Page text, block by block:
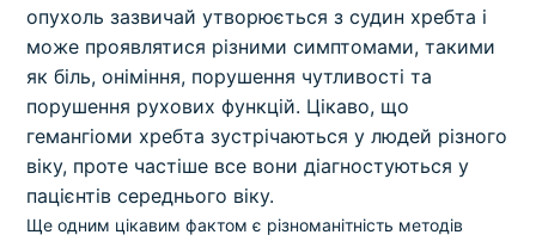
опухоль зазвичай утворюється з судин хребта і
може проявлятися різними симптомами, такими
як біль, оніміння, порушення чутливості та
порушення рухових функцій. Цікаво, що
гемангіоми хребта зустрічаються у людей різного
віку, проте частіше все вони діагностуються у
пацієнтів середнього віку.
Ще одним цікавим фактом є різноманітність методів